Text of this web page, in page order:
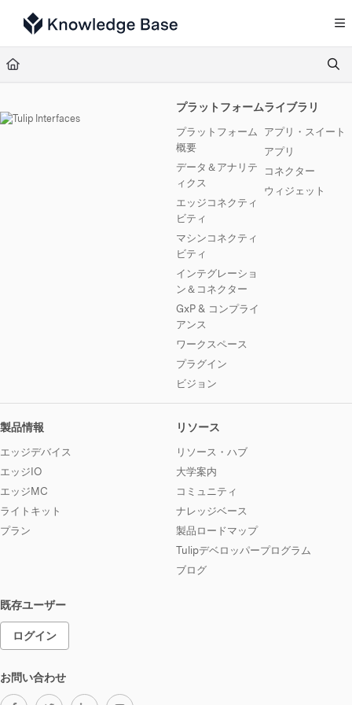
Documentation Index
Fetch the complete documentation index at:
Use this file to discover all available pages before exploring further.
プラットフォーム
プラットフォーム
概要
データ＆アナリテ
ィクス
エッジコネクティ
ビティ
マシンコネクティ
ビティ
インテグレーショ
ン＆コネクター
GxP & コンプライ
アンス
ワークスペース
プラグイン
ビジョン
ライブラリ
アプリ・スイート
アプリ
コネクター
ウィジェット
製品情報
エッジデバイス
エッジIO
エッジMC
ライトキット
プラン
リソース
リソース・ハブ
大学案内
コミュニティ
ナレッジベース
製品ロードマップ
Tulipデベロッパープログラム
ブログ
既存ユーザー
ログイン
お問い合わせ